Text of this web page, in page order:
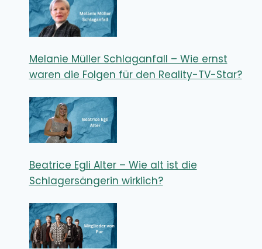
Melanie Müller Schlaganfall – Wie ernst
waren die Folgen für den Reality-TV-Star?
Beatrice Egli Alter – Wie alt ist die
Schlagersängerin wirklich?